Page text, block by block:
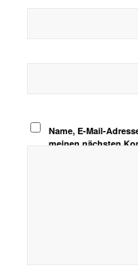
Name, E-Mail-
meinen nächsten